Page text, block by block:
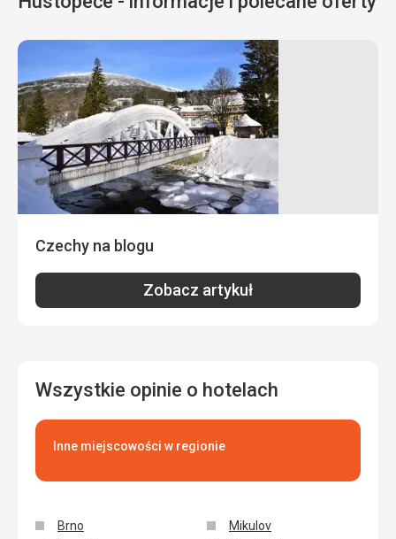
Wyżywienie
Zakwaterowanie
Pokój jest przytulny, wszystko jest pięknie czyste.
Ta recenzja została automatycznie przetłumaczona za
pomocą Google Translate
Czechy na blogu
Zobacz artykuł
Wszystkie opinie o hotelach
Inne miejscowości w regionie
Brno
Mikulov